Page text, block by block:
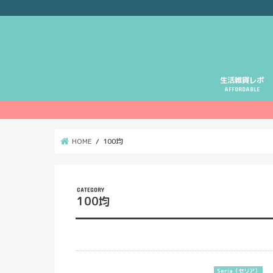
生活雑貨レポ
AFFORDABLE
HOME 100均
100均
Seria（セリア）